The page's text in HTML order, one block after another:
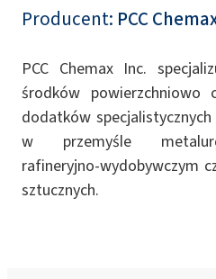
Producent: PCC
PCC Chemax Inc.
środków powierzchniowo
dodatków
w przemyśle
rafineryjno-wydobywczym
sztucznych.